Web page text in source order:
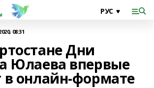
08:31
Дни
Юлаева впервые
в онлайн-формате